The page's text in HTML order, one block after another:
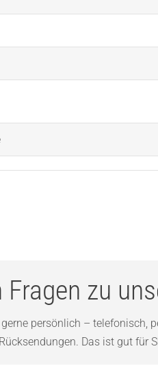
Fragen zu
persönlich – telefonisch,
Das ist gut für